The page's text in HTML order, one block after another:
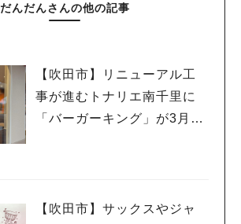
だんだんさんの他の記事
【吹田市】リニューアル工
事が進むトナリエ南千里に
「バーガーキング」が3月20
【吹田市】サックスやジャ